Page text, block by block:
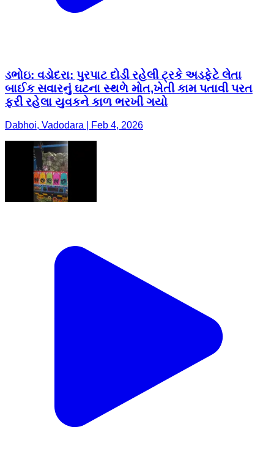
ડભોઇ: વડોદરા: પુરપાટ દોડી રહેલી ટ્રકે અડફેટે લેતા
બાઈક સવારનું ઘટના સ્થળે મોત,ખેતી કામ પતાવી પરત
ફરી રહેલા યુવકને કાળ ભરખી ગયો
Dabhoi, Vadodara | Feb 4, 2026